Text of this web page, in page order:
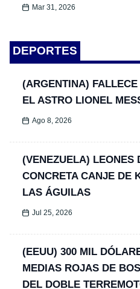
Mar 31, 2026
DEPORTES
(ARGENTINA)
EL ASTRO LIONEL
Ago 8, 2026
(VENEZUELA) LEONES
CONCRETA CANJE DE
LAS ÁGUILAS
Jul 25, 2026
(EEUU) 300 MIL
MEDIAS ROJAS DE
DEL DOBLE